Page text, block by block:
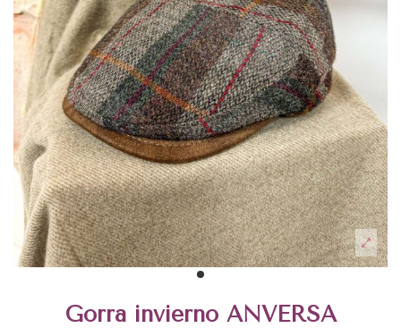
Gorra invierno ANVERSA